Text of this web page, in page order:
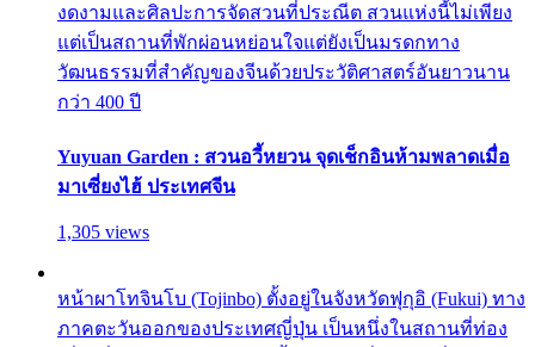
งดงามและศิลปะการจัดสวนที่ประณีต สวนแห่งนี้ไม่เพียง
แต่เป็นสถานที่พักผ่อนหย่อนใจแต่ยังเป็นมรดกทาง
วัฒนธรรมที่สำคัญของจีนด้วยประวัติศาสตร์อันยาวนาน
กว่า 400 ปี
Yuyuan Garden : สวนอวี้หยวน จุดเช็กอินห้ามพลาดเมื่อ
มาเซี่ยงไฮ้ ประเทศจีน
1,305 views
หน้าผาโทจินโบ (Tojinbo) ตั้งอยู่ในจังหวัดฟุกุอิ (Fukui) ทาง
ภาคตะวันออกของประเทศญี่ปุ่น เป็นหนึ่งในสถานที่ท่อง